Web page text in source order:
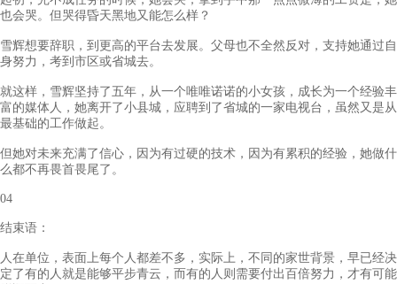
也会哭。但哭得昏天黑地又能怎么样？
雪辉想要辞职，到更高的平台去发展。父母也不全然反对，支持她通过自
身努力，考到市区或省城去。
就这样，雪辉坚持了五年，从一个唯唯诺诺的小女孩，成长为一个经验丰
富的媒体人，她离开了小县城，应聘到了省城的一家电视台，虽然又是从
最基础的工作做起。
但她对未来充满了信心，因为有过硬的技术，因为有累积的经验，她做什
么都不再畏首畏尾了。
04
结束语：
人在单位，表面上每个人都差不多，实际上，不同的家世背景，早已经决
定了有的人就是能够平步青云，而有的人则需要付出百倍努力，才有可能